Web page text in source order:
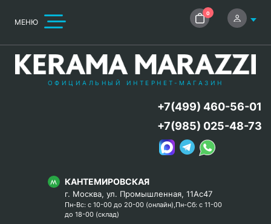
МЕНЮ
0
ОФИЦИАЛЬНЫЙ ИНТЕРНЕТ-МАГАЗИН
КАНТЕМИРОВСКАЯ
г. Москва, ул. Промышленная, 11Ас47
Пн-Вс: с 10-00 до 20-00 (онлайн),Пн-Сб: с 11-00
до 18-00 (склад)
+7(499) 460-56-01
+7(985) 025-48-73